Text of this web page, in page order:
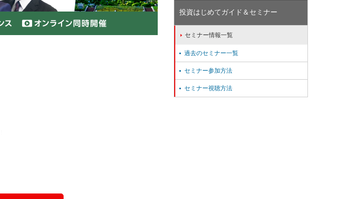
投資はじめてガイド＆セミナー
 セミナー情報一覧
 過去のセミナー一覧
 セミナー参加方法
 セミナー視聴方法